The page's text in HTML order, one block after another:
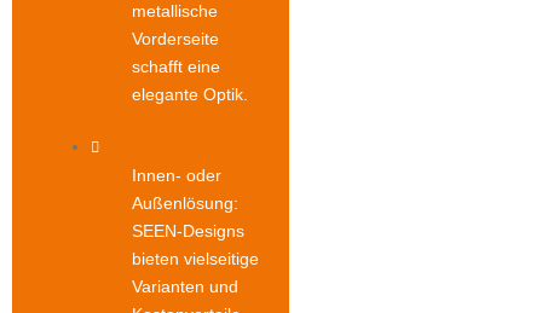
metallische
Vorderseite
schafft eine
elegante Optik.
Innen- oder
Außenlösung:
SEEN-Designs
bieten vielseitige
Varianten und